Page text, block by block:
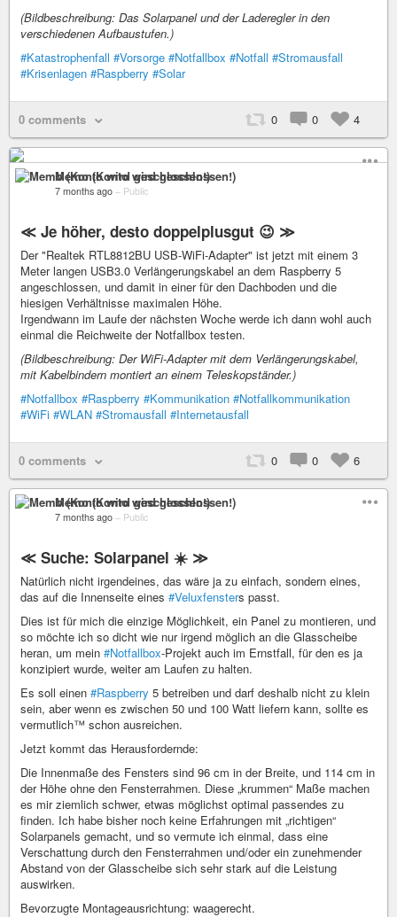
(Bildbeschreibung: Das Solarpanel und der Laderegler in den
verschiedenen Aufbaustufen.)
#Katastrophenfall #Vorsorge #Notfallbox #Notfall #Stromausfall
#Krisenlagen #Raspberry #Solar
0 comments 0 0 4
Memo (Konto wird geschlossen!)
7 months ago – Public
≪ Je höher, desto doppelplusgut 😉 ≫
Der "Realtek RTL8812BU USB‑WiFi‑Adapter" ist jetzt mit einem 3
Meter langen USB3.0 Verlängerungskabel an dem Raspberry 5
angeschlossen, und damit in einer für den Dachboden und die
hiesigen Verhältnisse maximalen Höhe.
Irgendwann im Laufe der nächsten Woche werde ich dann wohl auch
einmal die Reichweite der Notfallbox testen.
(Bildbeschreibung: Der WiFi-Adapter mit dem Verlängerungskabel,
mit Kabelbindern montiert an einem Teleskopständer.)
#Notfallbox #Raspberry #Kommunikation #Notfallkommunikation
#WiFi #WLAN #Stromausfall #Internetausfall
0 comments 0 0 6
Memo (Konto wird geschlossen!)
7 months ago – Public
≪ Suche: Solarpanel ☀️ ⁣≫
Natürlich nicht irgendeines, das wäre ja zu einfach, sondern eines,
das auf die Innenseite eines #Veluxfenster⁣s passt.
Dies ist für mich die einzige Möglichkeit, ein Panel zu montieren, und
so möchte ich so dicht wie nur irgend möglich an die Glasscheibe
heran, um mein #Notfallbox⁣-Projekt auch im Ernstfall, für den es ja
konzipiert wurde, weiter am Laufen zu halten.
Es soll einen #Raspberry 5 betreiben und darf deshalb nicht zu klein
sein, aber wenn es zwischen 50 und 100 Watt liefern kann, sollte es
vermutlich™ schon ausreichen.
Jetzt kommt das Herausfordernde:
Die Innenmaße des Fensters sind 96 cm in der Breite, und 114 cm in
der Höhe ohne den Fensterrahmen. Diese „krummen“ Maße machen
es mir ziemlich schwer, etwas möglichst optimal passendes zu
finden. Ich habe bisher noch keine Erfahrungen mit „richtigen“
Solarpanels gemacht, und so vermute ich einmal, dass eine
Verschattung durch den Fensterrahmen und/oder ein zunehmender
Abstand von der Glasscheibe sich sehr stark auf die Leistung
auswirken.
Bevorzugte Montageausrichtung: waagerecht.